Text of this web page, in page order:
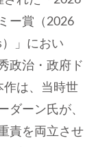
ー賞（2026
」におい
政治・政府ド
作は、当時世
ダーン氏が、
責を両立させ